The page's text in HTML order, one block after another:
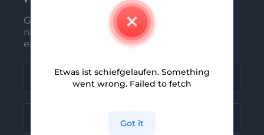
Gehören Sie zu den Ersten, die unsere
neuesten Nachrichten und Angebote
erhalten
Etwas ist schiefgelaufen. Something
went wrong. Failed to fetch
Got it